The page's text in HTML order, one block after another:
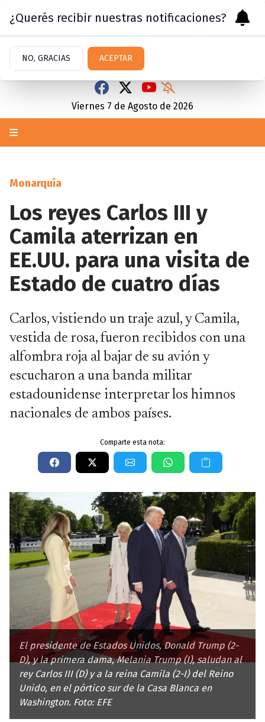
Viernes 7 de Agosto de 2026
Monarquía
Los reyes Carlos III y
Camila aterrizan en
EE.UU. para una visita de
Estado de cuatro días
Carlos, vistiendo un traje azul, y Camila,
vestida de rosa, fueron recibidos con una
alfombra roja al bajar de su avión y
escucharon a una banda militar
estadounidense interpretar los himnos
nacionales de ambos países.
Comparte esta nota:
El presidente de Estados Unidos, Donald Trump (2-
D), y la primera dama, Melania Trump (I), saludan al
rey Carlos III (D) y a la reina Camila (2-I) del Reino
Unido, en el pórtico sur de la Casa Blanca en
Washington. Foto: EFE
¿Querés recibir nuestras notificaciones?
NO, GRACIAS ACEPTAR